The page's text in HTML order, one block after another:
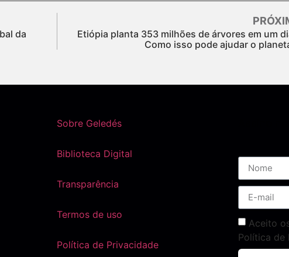
da
Etiópia planta 353 milhões de árvores em um
Como isso pode ajudar o
Sobre Geledés
Biblioteca Digital
Transparência
Termos de uso
Política de Privacidade
Aceito
Política de